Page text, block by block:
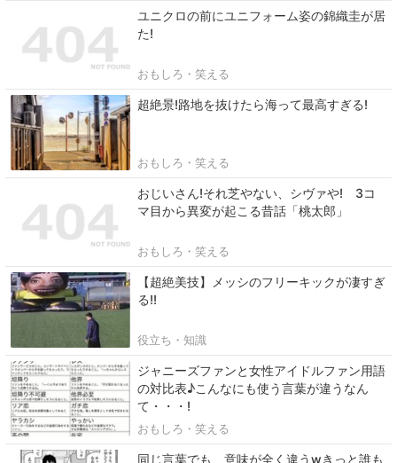
ユニクロの前にユニフォーム姿の錦織圭が居
た!
おもしろ・笑える
超絶景!路地を抜けたら海って最高すぎる!
おもしろ・笑える
おじいさん!それ芝やない、シヴァや! 3コ
マ目から異変が起こる昔話「桃太郎」
おもしろ・笑える
【超絶美技】メッシのフリーキックが凄すぎ
る!!
役立ち・知識
ジャニーズファンと女性アイドルファン用語
の対比表♪こんなにも使う言葉が違うなん
て・・・!
おもしろ・笑える
同じ言葉でも、意味が全く違うwきっと誰も